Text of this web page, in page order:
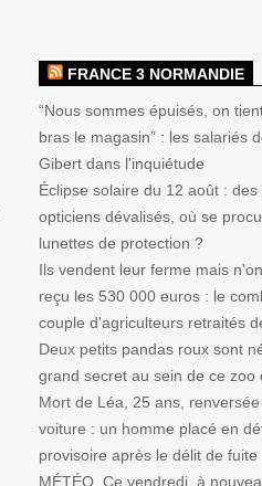
FRANCE 3 NORMANDIE
“Nous sommes épuisés, on
bras le magasin” : les salariés
Gibert dans l'inquiétude
Éclipse solaire du 12 août :
opticiens dévalisés, où se
lunettes de protection ?
Ils vendent leur ferme mais
reçu les 530 000 euros : le
couple d'agriculteurs retraités
Deux petits pandas roux sont
grand secret au sein de ce zoo
Mort de Léa, 25 ans,
voiture : un homme placé en
provisoire après le délit de fuite
MÉTÉO. Ce vendredi, à